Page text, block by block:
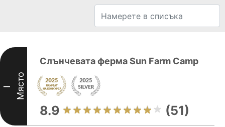
I Място
Слънчевата ферма Sun Farm Camp
8.9 (51)